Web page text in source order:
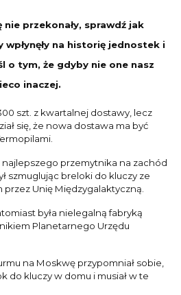
przekonały, sprawdź jak
na historię jednostek i
o tym, że gdyby nie one nasz
inaczej.
szt. z kwartalnej dostawy, lecz
się, że nowa dostawa ma być
przemytnika na zachód
szmuglując breloki do kluczy ze
Unię Międzygalaktyczną.
była nielegalną fabryką
Planetarnego Urzędu
na Moskwę przypomniał sobie,
do kluczy w domu i musiał w te